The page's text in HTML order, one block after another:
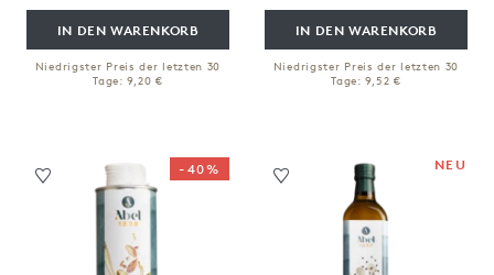
IN DEN WARENKORB
Niedrigster Preis der letzten 30
Tage: 9,20 €
IN DEN WARENKORB
Niedrigster Preis der letzten 30
Tage: 9,52 €
-40% NEU